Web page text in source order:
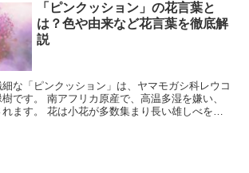
「ピンクッション」の花言葉と
は？色や由来など花言葉を徹底解
説
な「ピンクッション」は、ヤマモガシ科レウコ
です。 南アフリカ原産で、高温多湿を嫌い、
ます。 花は小花が多数集まり長い雄しべを突